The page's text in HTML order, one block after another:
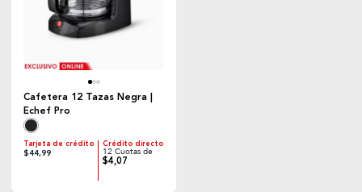
Cafetera 12 Tazas Negra |
Echef Pro
Tarjeta de crédito
$44,99
Crédito directo
12 Cuotas de
$4,07